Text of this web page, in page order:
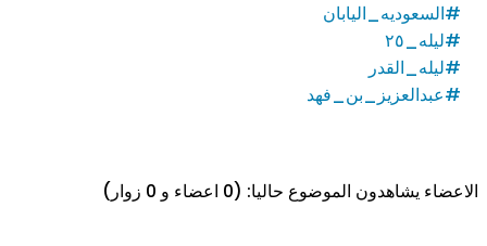
#السعوديه_اليابان
#ليله_٢٥
#ليله_القدر
#عبدالعزيز_بن_فهد
الاعضاء يشاهدون الموضوع حاليا: (0 اعضاء و 0 زوار)